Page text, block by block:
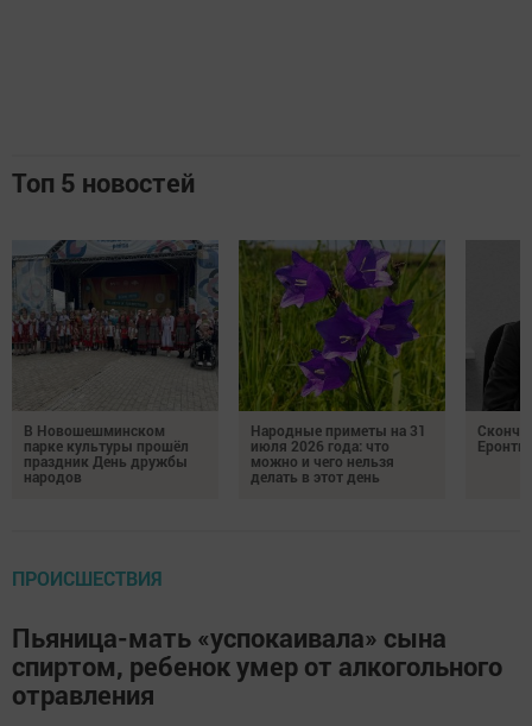
Топ 5 новостей
В Новошешминском
парке культуры прошёл
праздник День дружбы
народов
Народные приметы на 31
июля 2026 года: что
можно и чего нельзя
делать в этот день
ПРОИСШЕСТВИЯ
Пьяница-мать «успокаивала» сына
спиртом, ребенок умер от алкогольного
отравления